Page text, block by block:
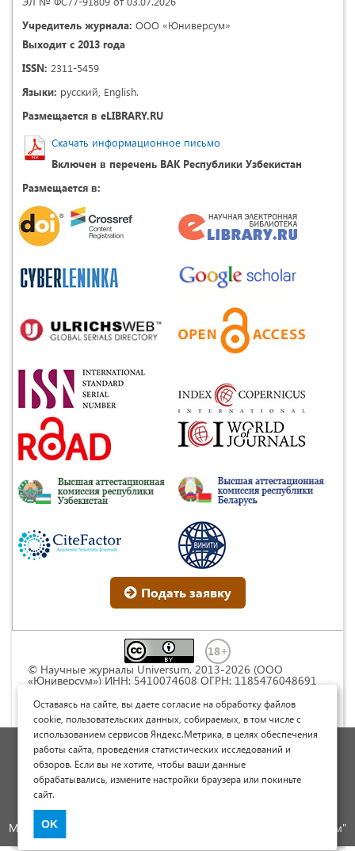
Учредитель журнала: ООО «Юниверсум»
Выходит с 2013 года
ISSN: 2311-5459
Языки: русский, English.
Размещается в eLIBRARY.RU
Скачать информационное письмо
Включен в перечень ВАК Республики Узбекистан
Размещается в:
Подать заявку
© Научные журналы Universum, 2013-2026 (ООО
«Юниверсум») ИНН: 5410074608 ОГРН: 1185476048691
Commons « Attribution» («Атрибуция») 4.0
Непортированная
Политика обработки персональных данных
Договор оферты
Опубликовать научную статью
Международный научно-исследовательский журнал "Юниверсум"
Оставаясь на сайте, вы даете согласие на обработку файлов
cookie, пользовательских данных, собираемых, в том числе с
использованием сервисов Яндекс.Метрика, в целях обеспечения
работы сайта, проведения статистических исследований и
обзоров. Если вы не хотите, чтобы ваши данные
обрабатывались, измените настройки браузера или покиньте
сайт.
OK